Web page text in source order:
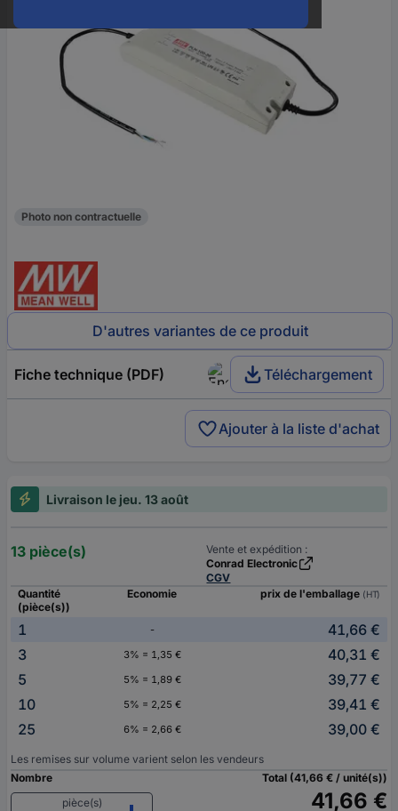
Photo non contractuelle
D'autres variantes de ce produit
Fiche technique (PDF) Téléchargement
Ajouter à la liste d'achat
Livraison le jeu. 13 août
13 pièce(s)
Vente et expédition :
Conrad Electronic
CGV
Quantité
(pièce(s))
Economie prix de l'emballage (HT)
1 -
41,66 €
3
3% = 1,35 €
40,31 €
5
5% = 1,89 €
39,77 €
10
5% = 2,25 €
39,41 €
25
6% = 2,66 € 39,00 €
Les remises sur volume varient selon les vendeurs
Nombre
pièce(s)
Total (41,66 € / unité(s))
41,66 €